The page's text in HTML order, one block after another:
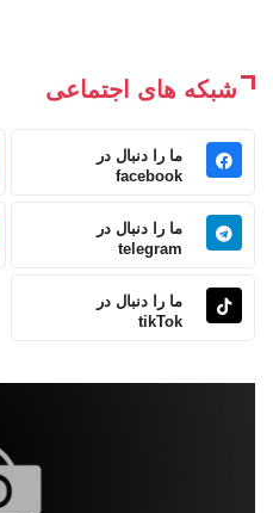
شبکه های اجتماعی
ما را دنبال در
facebook
ما را دنبال در
telegram
ما را دنبال در
tikTok